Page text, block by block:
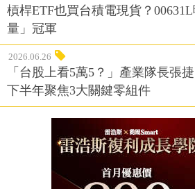
槓桿ETF也買台積電現貨？
量」冠軍
2026.06.26
「台股上看5萬5？」產業隊長張
下半年聚焦3大關鍵零組件